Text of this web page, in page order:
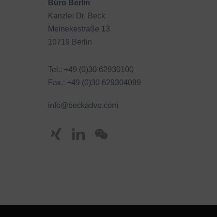
Büro Berlin
Kanzlei Dr. Beck
Meinekestraße 13
10719 Berlin
Tel.: +49 (0)30 62930100
Fax.: +49 (0)30 629304099
info@beckadvo.com